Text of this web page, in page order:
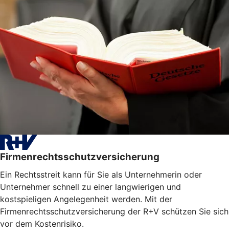
Firmenrechtsschutzversicherung
Ein Rechtsstreit kann für Sie als Unternehmerin oder
Unternehmer schnell zu einer langwierigen und
kostspieligen Angelegenheit werden. Mit der
Firmenrechtsschutzversicherung der R+V schützen Sie sich
vor dem Kostenrisiko.